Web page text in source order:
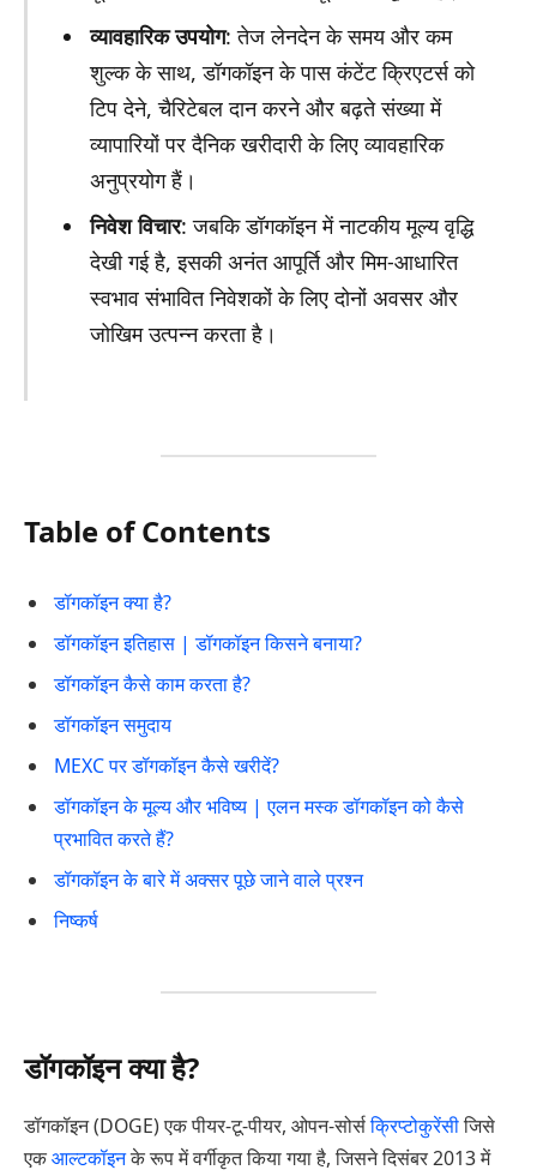
व्यावहारिक उपयोग: तेज लेनदेन के समय और कम
शुल्क के साथ, डॉगकॉइन के पास कंटेंट क्रिएटर्स को
टिप देने, चैरिटेबल दान करने और बढ़ते संख्या में
व्यापारियों पर दैनिक खरीदारी के लिए व्यावहारिक
अनुप्रयोग हैं।
निवेश विचार: जबकि डॉगकॉइन में नाटकीय मूल्य वृद्धि
देखी गई है, इसकी अनंत आपूर्ति और मिम-आधारित
स्वभाव संभावित निवेशकों के लिए दोनों अवसर और
जोखिम उत्पन्न करता है।
Table of Contents
डॉगकॉइन क्या है?
डॉगकॉइन इतिहास | डॉगकॉइन किसने बनाया?
डॉगकॉइन कैसे काम करता है?
डॉगकॉइन समुदाय
MEXC पर डॉगकॉइन कैसे खरीदें?
डॉगकॉइन के मूल्य और भविष्य | एलन मस्क डॉगकॉइन को कैसे
प्रभावित करते हैं?
डॉगकॉइन के बारे में अक्सर पूछे जाने वाले प्रश्न
निष्कर्ष
डॉगकॉइन क्या है?
डॉगकॉइन (DOGE) एक पीयर-टू-पीयर, ओपन-सोर्सक्रिप्टोकुरेंसीजिसे
एकआल्टकॉइनके रूप में वर्गीकृत किया गया है, जिसने दिसंबर 2013 में